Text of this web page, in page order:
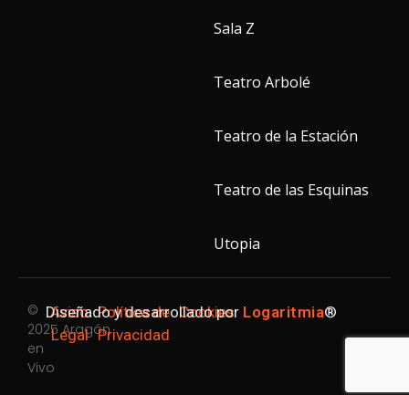
Sala Z
Teatro Arbolé
Teatro de la Estación
Teatro de las Esquinas
Utopia
©
2025 Aragón
en
Vivo
Aviso
Legal
Política de
Privacidad
Cookies
Diseñado y desarrollado por Logaritmia®